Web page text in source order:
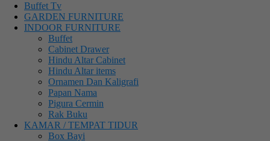
Buffet Tv
GARDEN FURNITURE
INDOOR FURNITURE
Buffet
Cabinet Drawer
Hindu Altar Cabinet
Hindu Altar items
Ornamen Dan Kaligrafi
Papan Nama
Pigura Cermin
Rak Buku
KAMAR / TEMPAT TIDUR
Box Bayi